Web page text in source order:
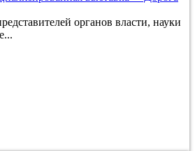
органов власти, науки